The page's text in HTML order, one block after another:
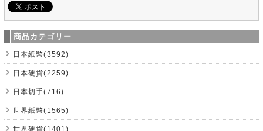
商品カテゴリー
日本紙幣(3592)
日本硬貨(2259)
日本切手(716)
世界紙幣(1565)
世界硬貨(1401)